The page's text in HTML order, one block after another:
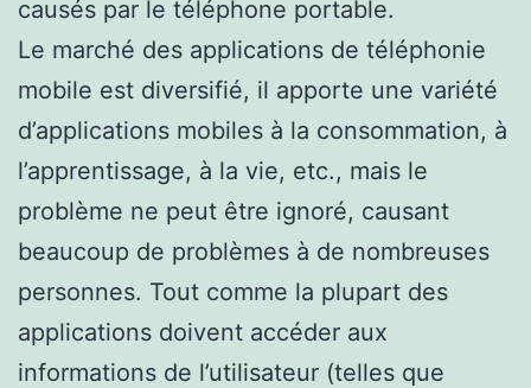
causés par le téléphone portable.
Le marché des applications de téléphonie
mobile est diversifié, il apporte une variété
d’applications mobiles à la consommation, à
l’apprentissage, à la vie, etc., mais le
problème ne peut être ignoré, causant
beaucoup de problèmes à de nombreuses
personnes. Tout comme la plupart des
applications doivent accéder aux
informations de l’utilisateur (telles que